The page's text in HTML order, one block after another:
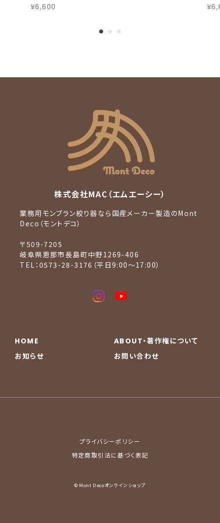
¥6,600
株式会社MAC（エムエーシー）
業務用モンブラン絞り器なら国産メーカー製造のMont
Deco（モントデコ）
〒509-7205
岐阜県恵那市長島町中野1269-406
TEL：0573-28-3176（平日9:00〜17:00）
HOME
ABOUT・著作権について
お知らせ
お問い合わせ
プライバシーポリシー
特定商取引法に基づく表記
© Mont Decoオンラインショップ